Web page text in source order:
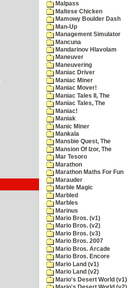
Malpass
Maltese Chicken
Mamowy Boulder Dash
Man-Up
Management Simulator
Mancuna
Mandarinov Hlavolam
Maneuver
Maneuvering
Maniac Driver
Maniac Miner
Maniac Mover!
Maniac Tales II, The
Maniac Tales, The
Maniac!
Maniak
Manic Miner
Mankala
Mansbie Quest, The
Mansion Of Izor, The
Mar Tesoro
Marathon
Marathon Maths For Fun
Marauder
Marble Magic
Marbled
Marbles
Marinus
Mario Bros. (v1)
Mario Bros. (v2)
Mario Bros. (v3)
Mario Bros. 2007
Mario Bros. Arcade
Mario Bros. Encore
Mario Land (v1)
Mario Land (v2)
Mario's Desert World (v1)